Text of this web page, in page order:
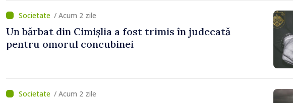
/ Acum 2 zile
Un bărbat din Cimișlia a fost trimis în judecată
pentru omorul concubinei
/ Acum 2 zile